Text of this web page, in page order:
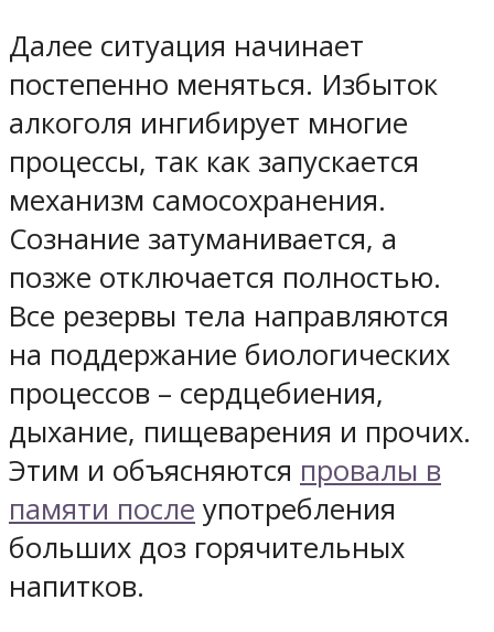
Далее ситуация начинает
постепенно меняться. Избыток
алкоголя ингибирует многие
процессы, так как запускается
механизм самосохранения.
Сознание затуманивается, а
позже отключается полностью.
Все резервы тела направляются
на поддержание биологических
процессов – сердцебиения,
дыхание, пищеварения и прочих.
Этим и объясняются провалы в
памяти после употребления
больших доз горячительных
напитков.